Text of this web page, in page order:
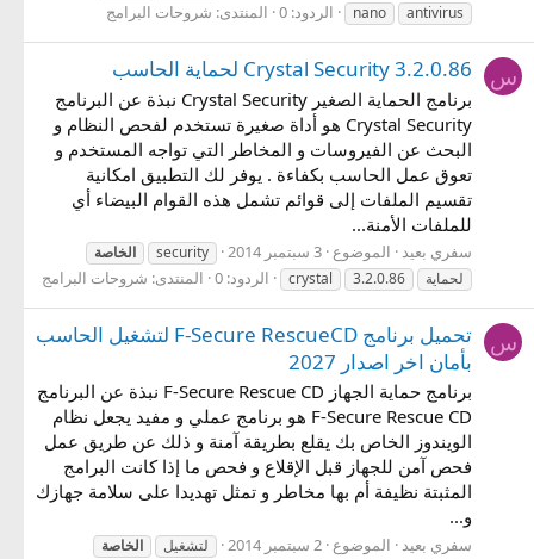
antivirus
nano الردود: 0 المنتدى: شروحات البرامج
س Crystal Security 3.2.0.86 لحماية الحاسب
برنامج الحماية الصغير Crystal Security نبذة عن البرنامج
Crystal Security هو أداة صغيرة تستخدم لفحص النظام و
البحث عن الفيروسات و المخاطر التي تواجه المستخدم و
تعوق عمل الحاسب بكفاءة . يوفر لك التطبيق امكانية
تقسيم الملفات إلى قوائم تشمل هذه القوام البيضاء أي
للملفات الأمنة...
سفري بعيد الموضوع 3 سبتمبر 2014 security
الخاصة
لحماية
3.2.0.86
crystal الردود: 0 المنتدى: شروحات البرامج
س
تحميل برنامج F-Secure RescueCD لتشغيل الحاسب
بأمان اخر اصدار 2027
برنامج حماية الجهاز F-Secure Rescue CD نبذة عن البرنامج
F-Secure Rescue CD هو برنامج عملي و مفيد يجعل نظام
الويندوز الخاص بك يقلع بطريقة آمنة و ذلك عن طريق عمل
فحص آمن للجهاز قبل الإقلاع و فحص ما إذا كانت البرامج
المثبتة نظيفة أم بها مخاطر و تمثل تهديدا على سلامة جهازك
و...
سفري بعيد الموضوع 2 سبتمبر 2014 لتشغيل
الخاصة